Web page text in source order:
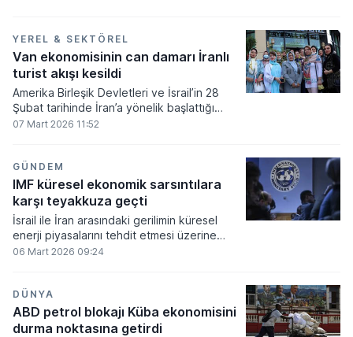
8,6'sına denk geldiğini ortaya koydu.
YEREL & SEKTÖREL
Van ekonomisinin can damarı İranlı
turist akışı kesildi
Amerika Birleşik Devletleri ve İsrail’in 28
Şubat tarihinde İran’a yönelik başlattığı
askeri müdahaleler, Türkiye’nin sınır kenti
öncesinde şehre gelmesi beklenen İranlı
turistlerin rezervasyonlarını iptal etmesiyle
birlikte kentteki konaklama tesislerinde
doluluk oranları hızla geriledi.
07 Mart 2026 11:52
GÜNDEM
IMF küresel ekonomik sarsıntılara
karşı teyakkuza geçti
İsrail ile İran arasındaki gerilimin küresel
enerji piyasalarını tehdit etmesi üzerine
IMF, dış ödemeler dengesi sarsılan ülkelere
06 Mart 2026 09:24
DÜNYA
ABD petrol blokajı Küba ekonomisini
durma noktasına getirdi